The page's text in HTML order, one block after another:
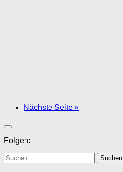
Nächste Seite »
Folgen:
Suchen
nach: